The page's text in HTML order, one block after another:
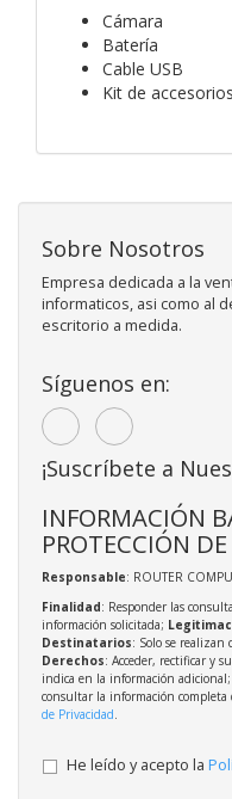
Cámara
Batería
Cable USB
Kit de accesorios
Sobre Nosotros
Empresa dedicada a la
informaticos, asi como al
escritorio a medida.
Síguenos en:
¡Suscríbete a
INFORMACIÓN
PROTECCIÓN
Responsable: ROUTER
Finalidad: Responder las
información solicitada;
Destinatarios: Solo se realizan
Derechos: Acceder, rectificar y
indica en la información adicional;
consultar la información completa
de Privacidad
He leído y acepto la